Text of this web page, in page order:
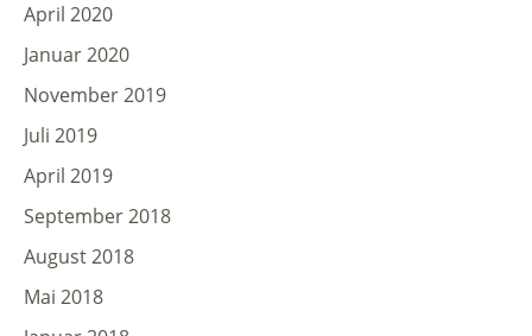
April 2020
Januar 2020
November 2019
Juli 2019
April 2019
September 2018
August 2018
Mai 2018